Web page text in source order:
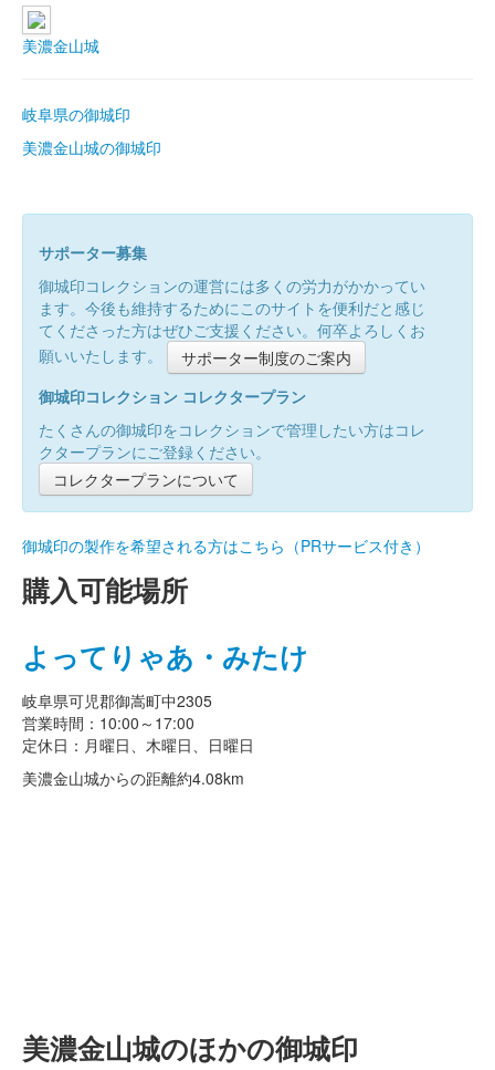
美濃金山城
岐阜県の御城印
美濃金山城の御城印
サポーター募集
御城印コレクションの運営には多くの労力がかかってい
ます。今後も維持するためにこのサイトを便利だと感じ
てくださった方はぜひご支援ください。何卒よろしくお
願いいたします。
サポーター制度のご案内
御城印コレクション コレクタープラン
たくさんの御城印をコレクションで管理したい方はコレ
クタープランにご登録ください。
コレクタープランについて
御城印の製作を希望される方はこちら（PRサービス付き）
購入可能場所
よってりゃあ・みたけ
岐阜県可児郡御嵩町中2305
営業時間：10:00～17:00
定休日：月曜日、木曜日、日曜日
美濃金山城からの距離約4.08km
美濃金山城のほかの御城印